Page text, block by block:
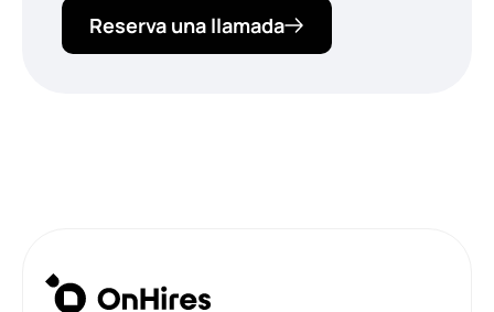
Reserva una llamada